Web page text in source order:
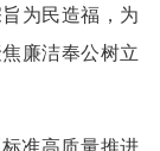
为民造福，为
廉洁奉公树立